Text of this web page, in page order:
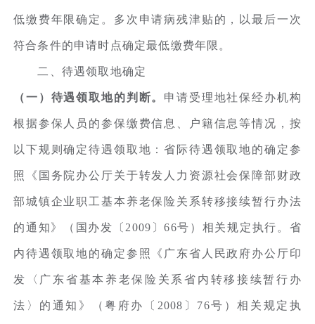
低缴费年限确定。多次申请病残津贴的，以最后一次
符合条件的申请时点确定最低缴费年限。
二、待遇领取地确定
（一）待遇领取地的判断。 申请受理地社保经办机构
根据参保人员的参保缴费信息、户籍信息等情况，按
以下规则确定待遇领取地：省际待遇领取地的确定参
照《国务院办公厅关于转发人力资源社会保障部财政
部城镇企业职工基本养老保险关系转移接续暂行办法
的通知》（国办发〔2009〕66号）相关规定执行。省
内待遇领取地的确定参照《广东省人民政府办公厅印
发〈广东省基本养老保险关系省内转移接续暂行办
法〉的通知》（粤府办〔2008〕76号）相关规定执